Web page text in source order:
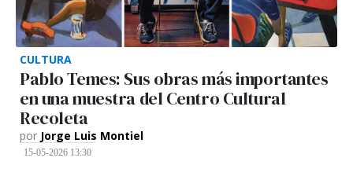
CULTURA
Pablo Temes: Sus obras más importantes
en una muestra del Centro Cultural
Recoleta
por Jorge Luis Montiel
15-05-2026 13:30